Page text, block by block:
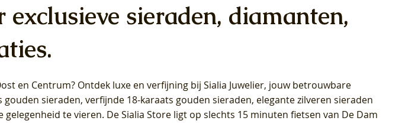
Blush Lab Diamonds Ring LG1028Y -
Geelgoud (14k) met Lab grown
Diamant
Blush Lab Diamonds Collier LG3014Y
- Geelgoud (14k) met Lab grown
Diamant
–
Blush Lab Diamonds Oorknoppen
LG7027Y - Geelgoud (14k) met Lab
grown Diamant
Blush Lab Diamonds Ring LG1029Y -
Geelgoud (14k) met Lab grown
Diamant
–
Blush Lab Diamonds Oorknoppen
LG7026Y - Geelgoud (14k) met Lab
grown Diamant
Blush Lab Diamonds Oorknoppen
LG7033Y – Geelgoud (14k) met Lab
grown Diamant
sieraden, diamanten,
en Centrum? Ontdek luxe en verfijning bij Sialia Juwelier, jouw betrouwbare
sieraden, verfijnde 18-karaats gouden sieraden, elegante zilveren sieraden
gelegenheid te vieren. De Sialia Store ligt op slechts 15 minuten fietsen van De Dam